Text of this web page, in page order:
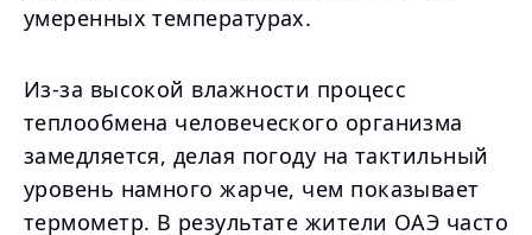
умеренных температурах.
Из-за высокой влажности процесс
теплообмена человеческого организма
замедляется, делая погоду на тактильный
уровень намного жарче, чем показывает
термометр. В результате жители ОАЭ часто